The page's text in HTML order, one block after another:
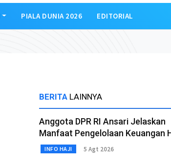
PIALA DUNIA 2026 EDITORIAL
BERITA LAINNYA
Anggota DPR RI Ansari Jelaskan
Manfaat Pengelolaan Keuangan
INFO HAJI 5 Agt 2026